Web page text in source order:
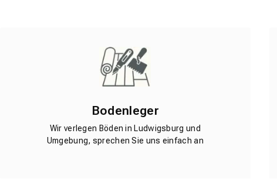
Bodenleger
Wir verlegen Böden in Ludwigsburg und
Umgebung, sprechen Sie uns einfach an